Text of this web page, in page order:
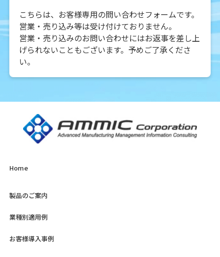
こちらは、お客様専用の問い合わせフォームです。
営業・売り込み等は受け付けておりません。
営業・売り込みのお問い合わせにはお返事を差し上
げられないこともございます。予めご了承くださ
い。
Home
製品のご案内
業種別適用例
お客様導入事例